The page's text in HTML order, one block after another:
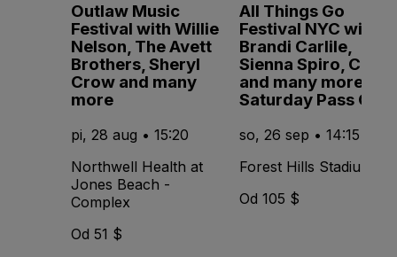
Outlaw Music
Festival with Willie
Nelson, The Avett
Brothers, Sheryl
Crow and many
more
pi, 28 aug • 15:20
Northwell Health at
Jones Beach -
Complex
Od 51 $
All Things Go
Festival NYC with
Brandi Carlile,
Sienna Spiro, CMAT
and many more -
Saturday Pass Only
so, 26 sep • 14:15
Forest Hills Stadium
Od 105 $